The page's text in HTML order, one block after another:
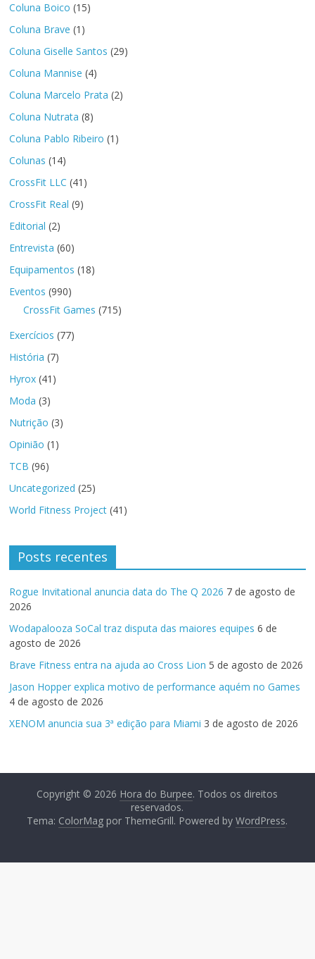
Coluna Boico (15)
Coluna Brave (1)
Coluna Giselle Santos (29)
Coluna Mannise (4)
Coluna Marcelo Prata (2)
Coluna Nutrata (8)
Coluna Pablo Ribeiro (1)
Colunas (14)
CrossFit LLC (41)
CrossFit Real (9)
Editorial (2)
Entrevista (60)
Equipamentos (18)
Eventos (990)
CrossFit Games (715)
Exercícios (77)
História (7)
Hyrox (41)
Moda (3)
Nutrição (3)
Opinião (1)
TCB (96)
Uncategorized (25)
World Fitness Project (41)
Posts recentes
Rogue Invitational anuncia data do The Q 2026 7 de agosto de
2026
Wodapalooza SoCal traz disputa das maiores equipes 6 de
agosto de 2026
Brave Fitness entra na ajuda ao Cross Lion 5 de agosto de 2026
Jason Hopper explica motivo de performance aquém no Games
4 de agosto de 2026
XENOM anuncia sua 3ª edição para Miami 3 de agosto de 2026
Copyright © 2026 Hora do Burpee. Todos os direitos
reservados.
Tema: ColorMag por ThemeGrill. Powered byWordPress.